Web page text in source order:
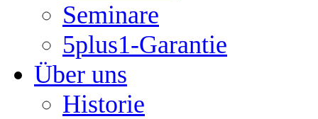
Seminare
5plus1-Garantie
Über uns
Historie